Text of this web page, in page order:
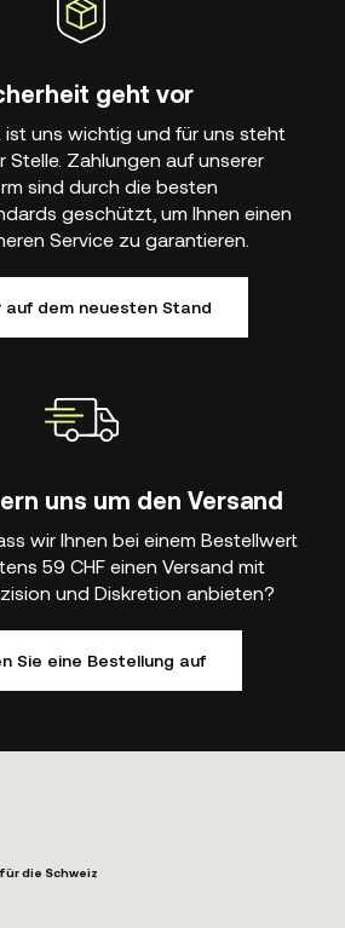
geht vor
ist uns wichtig und für uns steht
Stelle. Zahlungen auf unserer
sind durch die besten
geschützt, um Ihnen einen
Service zu garantieren.
auf dem neuesten Stand
uns um den Versand
wir Ihnen bei einem Bestellwert
59 CHF einen Versand mit
und Diskretion anbieten?
Sie eine Bestellung auf
die Schweiz